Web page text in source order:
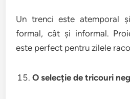
Un trenci este atemporal
formal, cât și informal.
este perfect pentru zilele
O selecție de tricouri